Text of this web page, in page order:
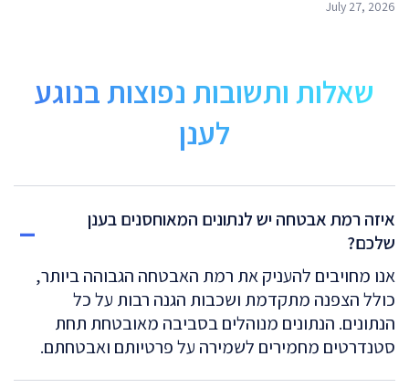
July 27, 2026
שאלות ותשובות נפוצות בנוגע
לענן
איזה רמת אבטחה יש לנתונים המאוחסנים בענן
שלכם?
אנו מחויבים להעניק את רמת האבטחה הגבוהה ביותר,
כולל הצפנה מתקדמת ושכבות הגנה רבות על כל
הנתונים. הנתונים מנוהלים בסביבה מאובטחת תחת
סטנדרטים מחמירים לשמירה על פרטיותם ואבטחתם.